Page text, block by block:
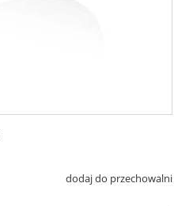
dodaj do przechowalni